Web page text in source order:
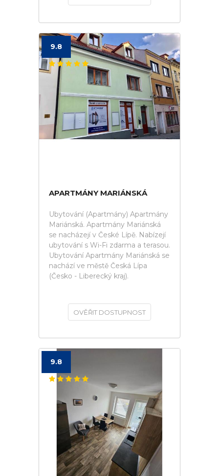
9.8
APARTMÁNY MARIÁNSKÁ
Ubytování (Apartmány) Apartmány
Mariánská. Apartmány Mariánská
se nacházejí v České Lípě. Nabízejí
ubytování s Wi-Fi zdarma a terasou.
Ubytování Apartmány Mariánská se
nachází ve městě Česká Lípa
(Česko - Liberecký kraj).
OVĚŘIT DOSTUPNOST
9.8